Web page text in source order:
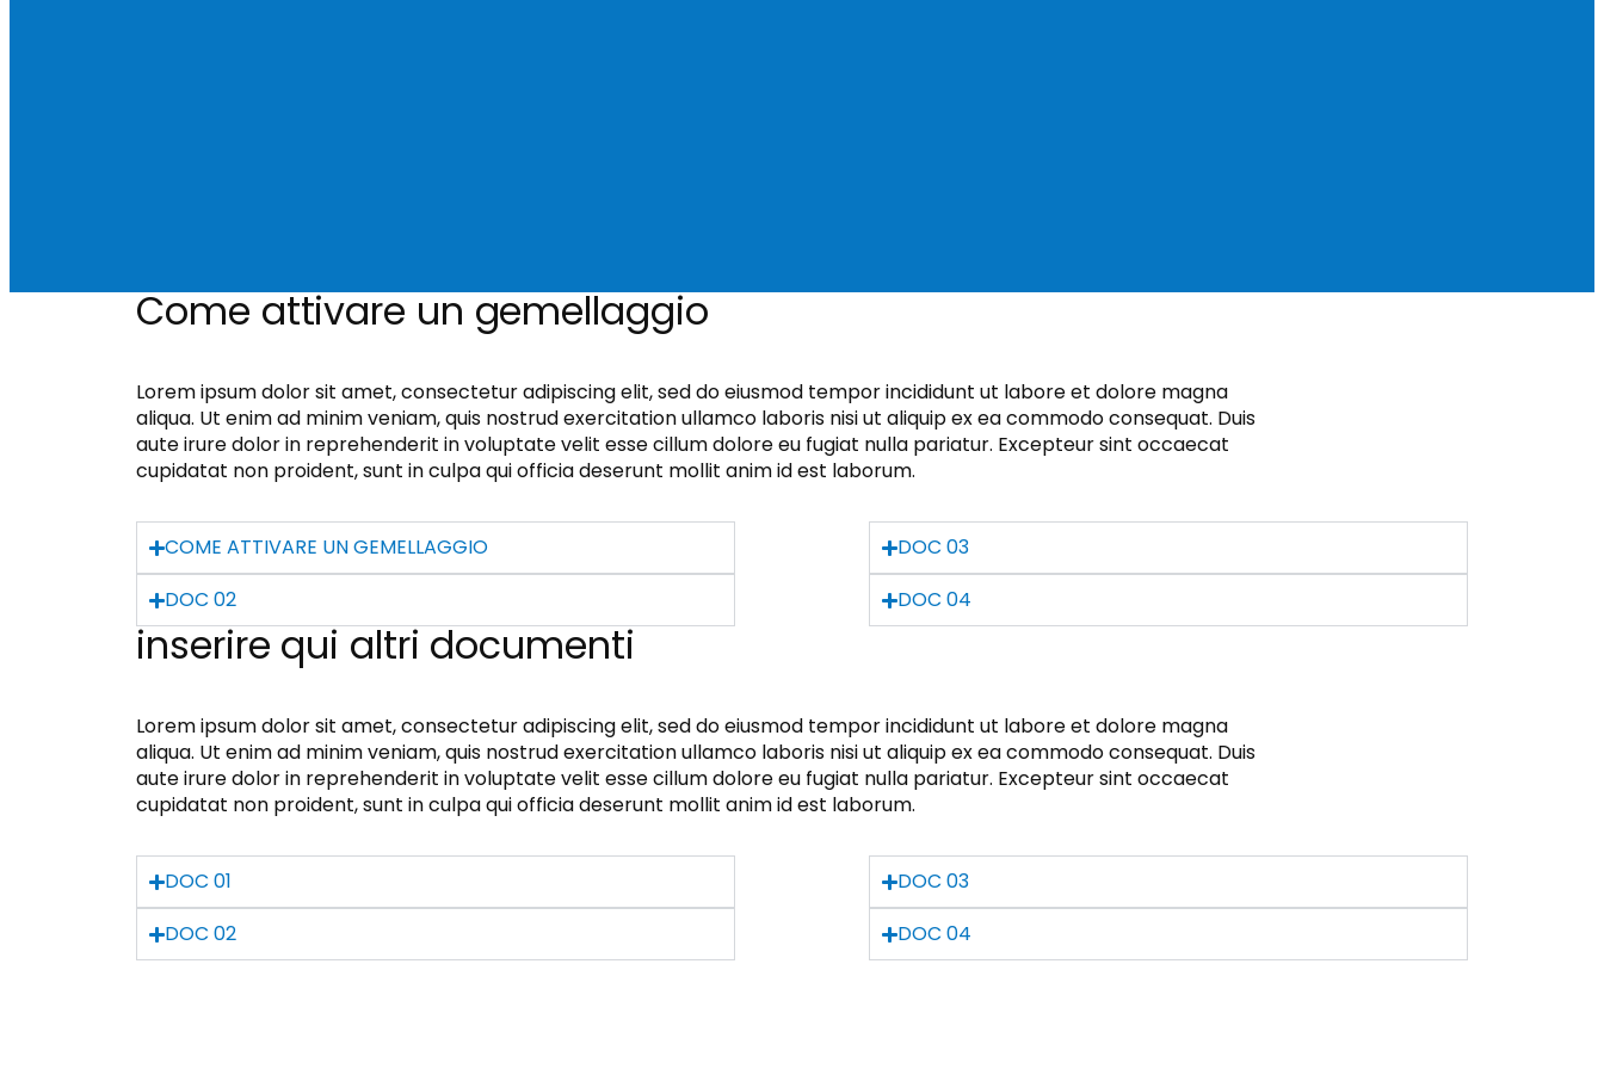
Come attivare un gemellaggio
Lorem ipsum dolor sit amet, consectetur adipiscing elit, sed do eiusmod tempor incididunt ut labore et dolore magna
aliqua. Ut enim ad minim veniam, quis nostrud exercitation ullamco laboris nisi ut aliquip ex ea commodo consequat. Duis
aute irure dolor in reprehenderit in voluptate velit esse cillum dolore eu fugiat nulla pariatur. Excepteur sint occaecat
cupidatat non proident, sunt in culpa qui officia deserunt mollit anim id est laborum.
COME ATTIVARE UN GEMELLAGGIO
DOC 02
DOC 03
DOC 04
inserire qui altri documenti
Lorem ipsum dolor sit amet, consectetur adipiscing elit, sed do eiusmod tempor incididunt ut labore et dolore magna
aliqua. Ut enim ad minim veniam, quis nostrud exercitation ullamco laboris nisi ut aliquip ex ea commodo consequat. Duis
aute irure dolor in reprehenderit in voluptate velit esse cillum dolore eu fugiat nulla pariatur. Excepteur sint occaecat
cupidatat non proident, sunt in culpa qui officia deserunt mollit anim id est laborum.
DOC 01
DOC 02
DOC 03
DOC 04